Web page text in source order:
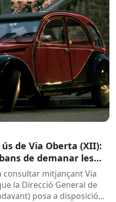
de Via Oberta (XII):
de demanar les
per a procediments
consultar mitjançant Via
la Direcció General de
posa a disposició